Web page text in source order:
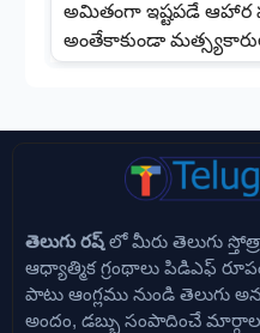
అమితంగా ఇష్టపడే ఆహార
అంతేకాకుండా
తెలుగు రష్ లో మీరు తెలుగు
ఆధ్యాత్మిక గ్రంథాలు పిడిఎఫ్
పాటు ఆంగ్లము నుండి తెలుగు
అందం, డబ్బు సంపాదించే